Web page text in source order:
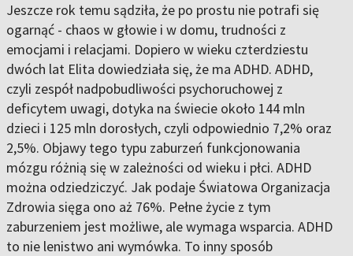
Jeszcze rok temu sądziła, że po prostu nie potrafi się
ogarnąć - chaos w głowie i w domu, trudności z
emocjami i relacjami. Dopiero w wieku czterdziestu
dwóch lat Elita dowiedziała się, że ma ADHD. ADHD,
czyli zespół nadpobudliwości psychoruchowej z
deficytem uwagi, dotyka na świecie około 144 mln
dzieci i 125 mln dorosłych, czyli odpowiednio 7,2% oraz
2,5%. Objawy tego typu zaburzeń funkcjonowania
mózgu różnią się w zależności od wieku i płci. ADHD
można odziedziczyć. Jak podaje Światowa Organizacja
Zdrowia sięga ono aż 76%. Pełne życie z tym
zaburzeniem jest możliwe, ale wymaga wsparcia. ADHD
to nie lenistwo ani wymówka. To inny sposób